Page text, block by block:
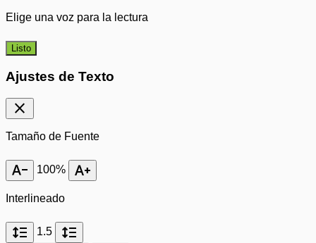
Elige una voz para la lectura
Listo
Ajustes de Texto
close
Tamaño de Fuente
text_decrease 100% text_increase
Interlineado
format_line_spacing 1.5 format_line_spacing